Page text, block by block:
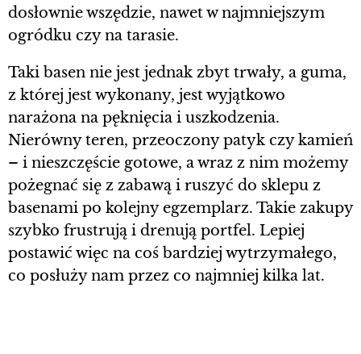
dosłownie wszędzie, nawet w najmniejszym
ogródku czy na tarasie.
Taki basen nie jest jednak zbyt trwały, a guma,
z której jest wykonany, jest wyjątkowo
narażona na pęknięcia i uszkodzenia.
Nierówny teren, przeoczony patyk czy kamień
– i nieszczęście gotowe, a wraz z nim możemy
pożegnać się z zabawą i ruszyć do sklepu z
basenami po kolejny egzemplarz. Takie zakupy
szybko frustrują i drenują portfel. Lepiej
postawić więc na coś bardziej wytrzymałego,
co posłuży nam przez co najmniej kilka lat.